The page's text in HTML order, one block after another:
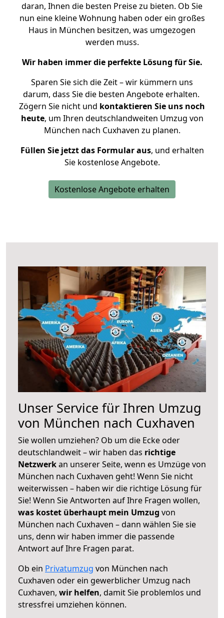
daran, Ihnen die besten Preise zu bieten. Ob Sie
nun eine kleine Wohnung haben oder ein großes
Haus in München besitzen, was umgezogen
werden muss.
Wir haben immer die perfekte Lösung für Sie.
Sparen Sie sich die Zeit – wir kümmern uns
darum, dass Sie die besten Angebote erhalten.
Zögern Sie nicht und kontaktieren Sie uns noch
heute, um Ihren deutschlandweiten Umzug von
München nach Cuxhaven zu planen.
Füllen Sie jetzt das Formular aus, und erhalten
Sie kostenlose Angebote.
Kostenlose Angebote erhalten
Unser Service für Ihren Umzug
von München nach Cuxhaven
Sie wollen umziehen? Ob um die Ecke oder
deutschlandweit – wir haben das richtige
Netzwerkan unserer Seite, wenn es Umzüge von
München nach Cuxhaven geht! Wenn Sie nicht
weiterwissen – haben wir die richtige Lösung für
Sie! Wenn Sie Antworten auf Ihre Fragen wollen,
was kostet überhaupt mein Umzug von
München nach Cuxhaven – dann wählen Sie sie
uns, denn wir haben immer die passende
Antwort auf Ihre Fragen parat.
Ob ein Privatumzug von München nach
Cuxhaven oder ein gewerblicher Umzug nach
Cuxhaven, wir helfen, damit Sie problemlos und
stressfrei umziehen können.